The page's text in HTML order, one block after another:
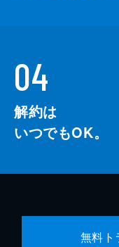
04
解約は
いつでもOK。
無料ト